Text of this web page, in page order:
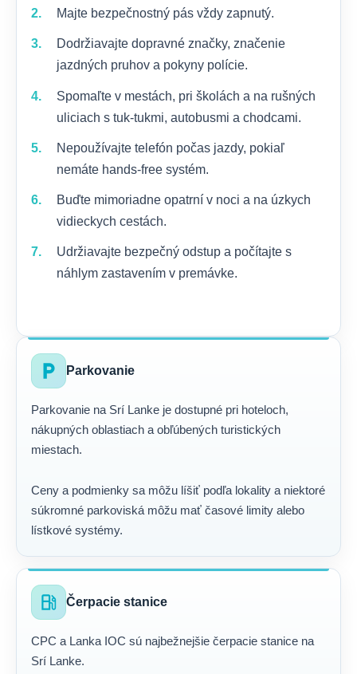
Majte bezpečnostný pás vždy zapnutý.
Dodržiavajte dopravné značky, značenie
jazdných pruhov a pokyny polície.
Spomaľte v mestách, pri školách a na rušných
uliciach s tuk-tukmi, autobusmi a chodcami.
Nepoužívajte telefón počas jazdy, pokiaľ
nemáte hands-free systém.
Buďte mimoriadne opatrní v noci a na úzkych
vidieckych cestách.
Udržiavajte bezpečný odstup a počítajte s
náhlym zastavením v premávke.
local_parking Parkovanie
Parkovanie na Srí Lanke je dostupné pri hoteloch,
nákupných oblastiach a obľúbených turistických
miestach.
Ceny a podmienky sa môžu líšiť podľa lokality a niektoré
súkromné parkoviská môžu mať časové limity alebo
lístkové systémy.
local_gas_station Čerpacie stanice
CPC a Lanka IOC sú najbežnejšie čerpacie stanice na
Srí Lanke.